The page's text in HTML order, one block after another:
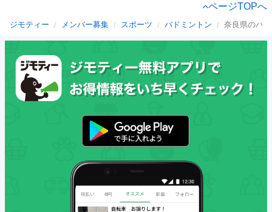
ページTOPへ
ジモティー メンバー募集 スポーツ バドミントン 奈良県のバ